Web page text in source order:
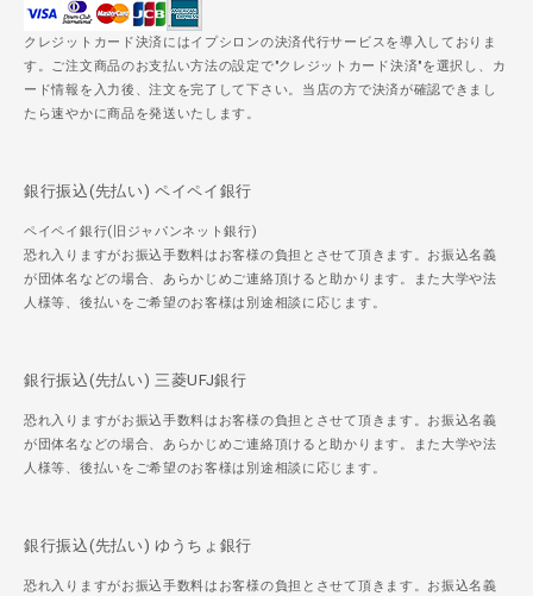
クレジットカード決済にはイプシロンの決済代行サービスを導入しておりま
す。ご注文商品のお支払い方法の設定で"クレジットカード決済"を選択し、カ
ード情報を入力後、注文を完了して下さい。当店の方で決済が確認できまし
たら速やかに商品を発送いたします。
銀行振込(先払い) ペイペイ銀行
ペイペイ銀行(旧ジャパンネット銀行)
恐れ入りますがお振込手数料はお客様の負担とさせて頂きます。お振込名義
が団体名などの場合、あらかじめご連絡頂けると助かります。また大学や法
人様等、後払いをご希望のお客様は別途相談に応じます。
銀行振込(先払い) 三菱UFJ銀行
恐れ入りますがお振込手数料はお客様の負担とさせて頂きます。お振込名義
が団体名などの場合、あらかじめご連絡頂けると助かります。また大学や法
人様等、後払いをご希望のお客様は別途相談に応じます。
銀行振込(先払い) ゆうちょ銀行
恐れ入りますがお振込手数料はお客様の負担とさせて頂きます。お振込名義